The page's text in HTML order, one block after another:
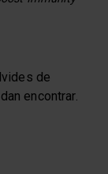
de
encontrar.